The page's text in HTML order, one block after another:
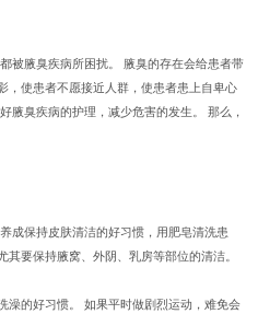
腋臭疾病所困扰。 腋臭的存在会给患者带
，使患者不愿接近人群，使患者患上自卑心
腋臭疾病的护理，减少危害的发生。 那么，
保持皮肤清洁的好习惯，用肥皂清洗患
要保持腋窝、外阴、乳房等部位的清洁。
的好习惯。 如果平时做剧烈运动，难免会